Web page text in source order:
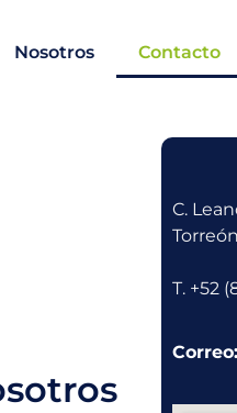
Nosotros Contacto
C.
T. +52
Correo: